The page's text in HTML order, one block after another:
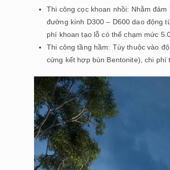
Thi công cọc khoan nhồi: Nhằm
đường kính D300 – D600 dao động
phí khoan tạo lỗ có thể chạm mức
Thi công tầng hầm: Tùy thuộc vào
cứng kết hợp bùn Bentonite), chi phí